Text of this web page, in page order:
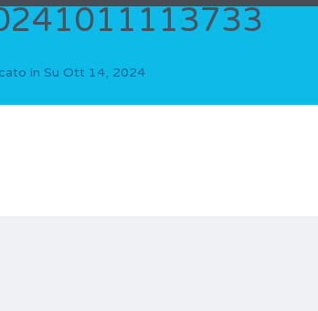
in Su Ott 14, 2024